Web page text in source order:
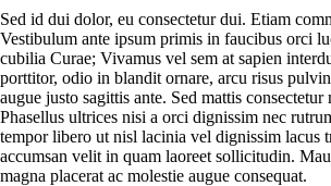
Sed id dui dolor, eu consectetur dui. Etiam
Vestibulum ante ipsum primis in faucibus orci
cubilia Curae; Vivamus vel sem at sapien
porttitor, odio in blandit ornare, arcu risus
augue justo sagittis ante. Sed mattis consectetur
Phasellus ultrices nisi a orci dignissim nec
tempor libero ut nisl lacinia vel dignissim lacus
accumsan velit in quam laoreet sollicitudin.
magna placerat ac molestie augue consequat.